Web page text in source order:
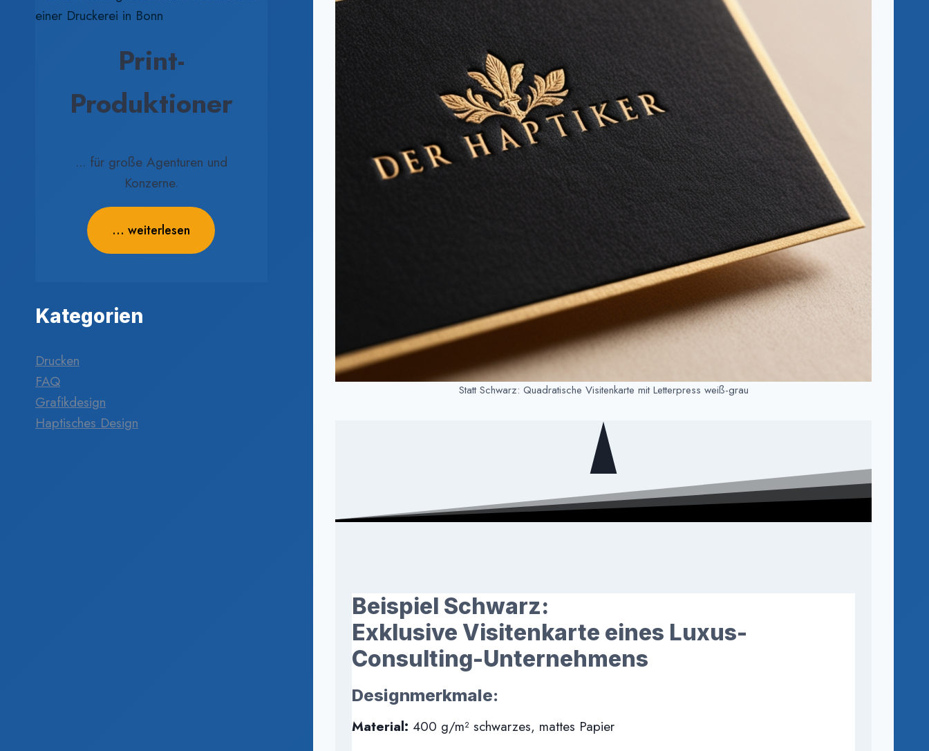
Statt Schwarz: Quadratische Visitenkarte mit Letterpress weiß-grau
Beispiel Schwarz:
Exklusive Visitenkarte eines Luxus-
Consulting-Unternehmens
Designmerkmale:
Material: 400 g/m² schwarzes, mattes Papier
Print-
Produktioner
... für große Agenturen und
Konzerne.
... weiterlesen
Kategorien
Drucken
FAQ
Grafikdesign
Haptisches Design